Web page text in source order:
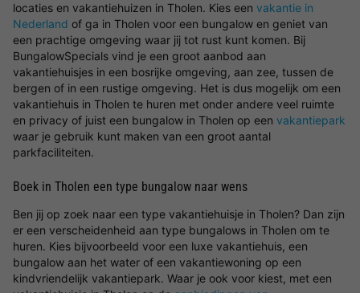
locaties en vakantiehuizen in Tholen. Kies een vakantie in
Nederland of ga in Tholen voor een bungalow en geniet van
een prachtige omgeving waar jij tot rust kunt komen. Bij
BungalowSpecials vind je een groot aanbod aan
vakantiehuisjes in een bosrijke omgeving, aan zee, tussen de
bergen of in een rustige omgeving. Het is dus mogelijk om een
vakantiehuis in Tholen te huren met onder andere veel ruimte
en privacy of juist een bungalow in Tholen op een vakantiepark
waar je gebruik kunt maken van een groot aantal
parkfaciliteiten.
Boek in Tholen een type bungalow naar wens
Ben jij op zoek naar een type vakantiehuisje in Tholen? Dan zijn
er een verscheidenheid aan type bungalows in Tholen om te
huren. Kies bijvoorbeeld voor een luxe vakantiehuis, een
bungalow aan het water of een vakantiewoning op een
kindvriendelijk vakantiepark. Waar je ook voor kiest, met een